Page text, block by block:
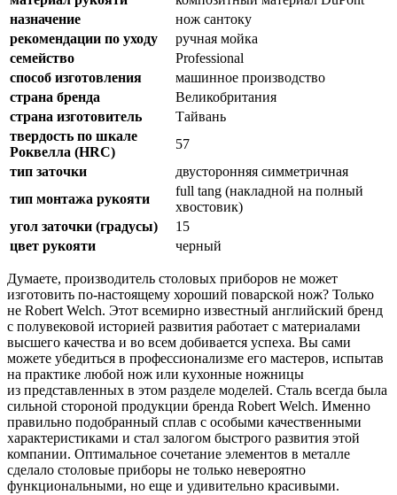
назначение
нож сантоку
рекомендации по уходу
ручная мойка
семейство
Professional
способ изготовления
машинное производство
страна бренда
Великобритания
страна изготовитель
Тайвань
твердость по шкале
Роквелла (HRC)
57
тип заточки
двусторонняя симметричная
тип монтажа рукояти
full tang (накладной на полный
хвостовик)
угол заточки (градусы)
15
цвет рукояти
черный
Думаете, производитель столовых приборов не может
изготовить по-настоящему хороший поварской нож? Только
не Robert Welch. Этот всемирно известный английский бренд
с полувековой историей развития работает с материалами
высшего качества и во всем добивается успеха. Вы сами
можете убедиться в профессионализме его мастеров, испытав
на практике любой нож или кухонные ножницы
из представленных в этом разделе моделей. Сталь всегда была
сильной стороной продукции бренда Robert Welch. Именно
правильно подобранный сплав с особыми качественными
характеристиками и стал залогом быстрого развития этой
компании. Оптимальное сочетание элементов в металле
сделало столовые приборы не только невероятно
функциональными, но еще и удивительно красивыми.